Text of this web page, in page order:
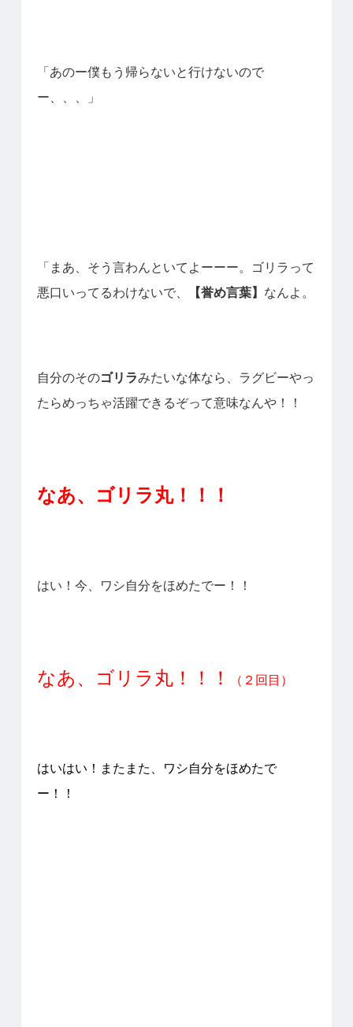
「あのー僕もう帰らないと行けないので
ー、、、」
「まあ、そう言わんといてよーーー。ゴリラって
悪口いってるわけないで、
【誉め言葉】 なんよ。
自分のそのゴリラみたいな体なら、ラグビーやっ
たらめっちゃ活躍できるぞって意味なんや！！
なあ、 ゴリラ丸！！！
はい！今、ワシ自分をほめたでー！！
なあ、ゴリラ丸！！！ （２回目）
はいはい！ またまた、ワシ自分をほめたで
ー！！